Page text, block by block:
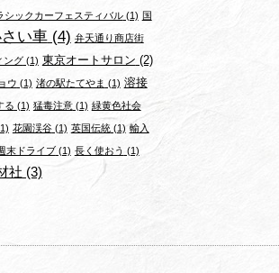
シックカーフェスティバル(1) 国
い車(4) 弁天通り商店街
ング(1) 東京オートサロン (2)
ウ (1) 渚の駅たてやま (1) 溶接
る (1) 猛毒注意(1) 緑黄色社会
花園渓谷(1) 英国伝統 (1) 輸入
末ドライブ(1) 長く使おう (1)
社 (3)